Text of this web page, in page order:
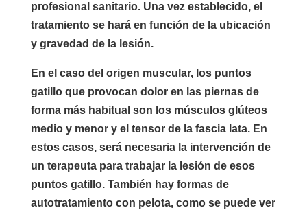
profesional sanitario. Una vez establecido, el
tratamiento se hará en función de la ubicación
y gravedad de la lesión.
En el caso del origen muscular, los puntos
gatillo que provocan dolor en las piernas de
forma más habitual son los músculos glúteos
medio y menor y el tensor de la fascia lata. En
estos casos, será necesaria la intervención de
un terapeuta para trabajar la lesión de esos
puntos gatillo. También hay formas de
autotratamiento con pelota, como se puede ver